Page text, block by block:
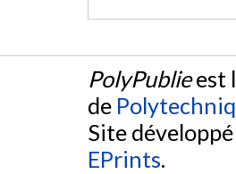
PolyPublieest
de
Site
EPrints.